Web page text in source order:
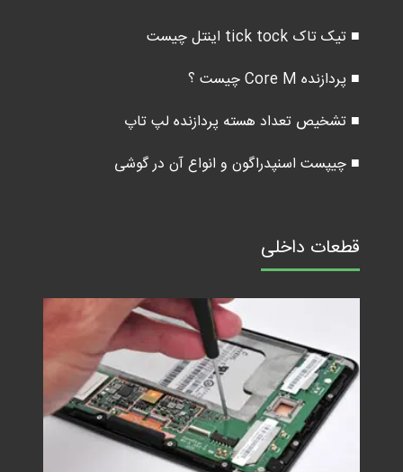
■ تیک تاک tick tock اینتل چیست
■ پردازنده Core M چیست ؟
■ تشخیص تعداد هسته پردازنده لپ تاپ
■ چیپست اسنپدراگون و انواع آن در گوشی
قطعات داخلی